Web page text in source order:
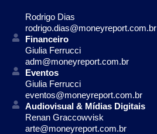
Rodrigo Dias
rodrigo.dias@moneyreport.com.br
Financeiro
Giulia Ferrucci
adm@moneyreport.com.br
Eventos
Giulia Ferrucci
eventos@moneyreport.com.br
Audiovisual & Mídias Digitais
Renan Graccowvisk
arte@moneyreport.com.br